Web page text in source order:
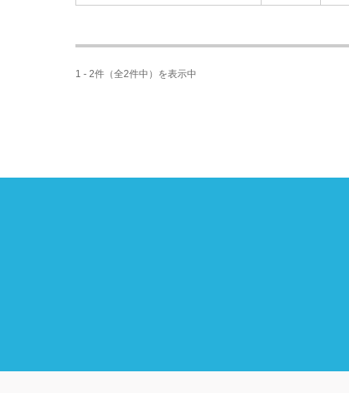
1 - 2件（全2件中）を表示中